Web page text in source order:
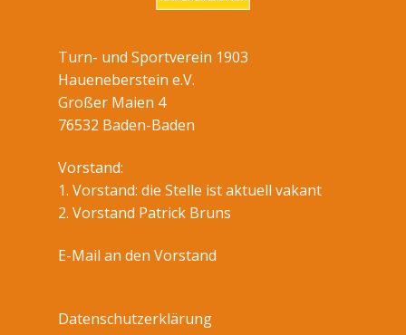
Turn- und Sportverein 1903
Haueneberstein e.V.
Großer Maien 4
76532 Baden-Baden
Vorstand:
1. Vorstand: die Stelle ist aktuell vakant
2. Vorstand Patrick Bruns
E-Mail an den Vorstand
Datenschutzerklärung